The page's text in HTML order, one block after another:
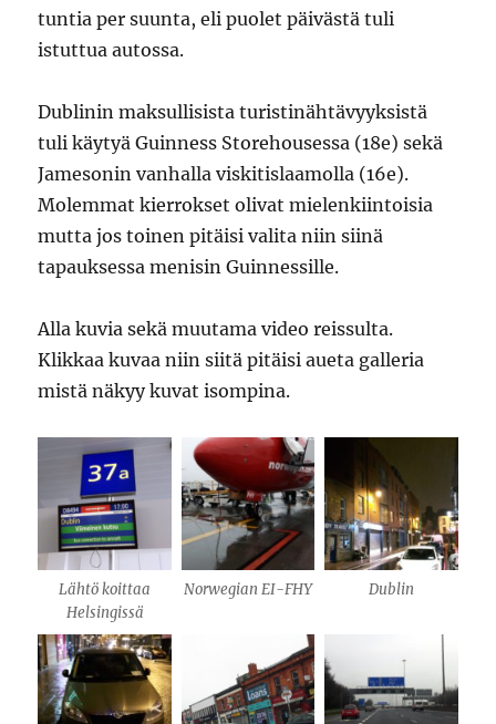
tuntia per suunta, eli puolet päivästä tuli
istuttua autossa.
Dublinin maksullisista turistinähtävyyksistä
tuli käytyä Guinness Storehousessa (18e) sekä
Jamesonin vanhalla viskitislaamolla (16e).
Molemmat kierrokset olivat mielenkiintoisia
mutta jos toinen pitäisi valita niin siinä
tapauksessa menisin Guinnessille.
Alla kuvia sekä muutama video reissulta.
Klikkaa kuvaa niin siitä pitäisi aueta galleria
mistä näkyy kuvat isompina.
Lähtö koittaa
Helsingissä
Norwegian EI-FHY Dublin